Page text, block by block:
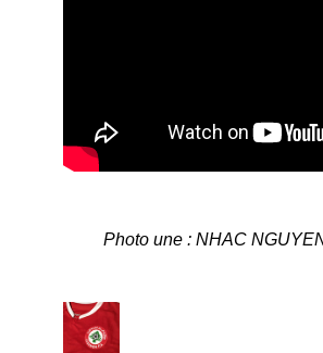
Photo une : NHAC